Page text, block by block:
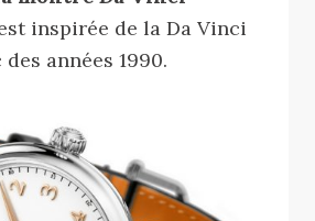
inspirée de la Da Vinci
années 1990.